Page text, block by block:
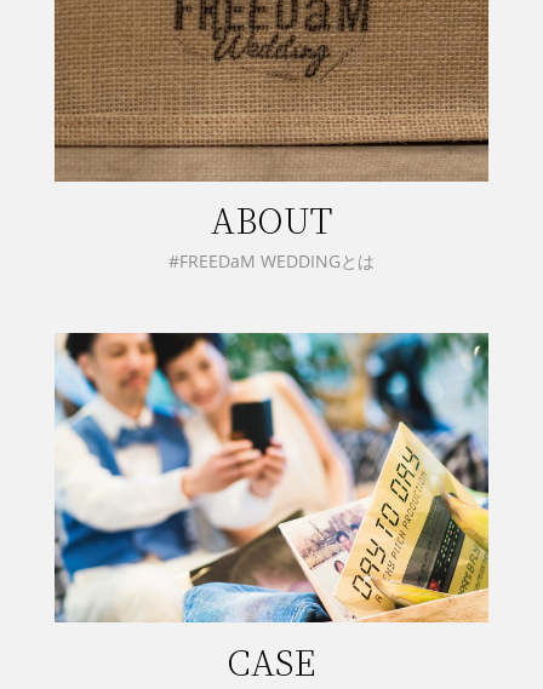
ABOUT
#FREEDaM WEDDINGとは
CASE